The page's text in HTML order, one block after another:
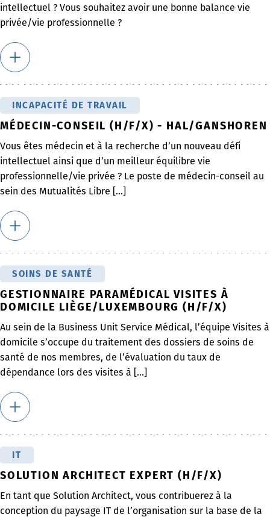
intellectuel ? Vous souhaitez avoir une bonne balance vie
privée/vie professionnelle ?
INCAPACITÉ DE TRAVAIL
MÉDECIN-CONSEIL (H/F/X) - HAL/GANSHOREN
Vous êtes médecin et à la recherche d’un nouveau défi
intellectuel ainsi que d’un meilleur équilibre vie
professionnelle/vie privée ? Le poste de médecin-conseil au
sein des Mutualités Libre [...]
SOINS DE SANTÉ
GESTIONNAIRE PARAMÉDICAL VISITES À
DOMICILE LIÈGE/LUXEMBOURG (H/F/X)
Au sein de la Business Unit Service Médical, l’équipe Visites à
domicile s’occupe du traitement des dossiers de soins de
santé de nos membres, de l’évaluation du taux de
dépendance lors des visites à [...]
IT
SOLUTION ARCHITECT EXPERT (H/F/X)
En tant que Solution Architect, vous contribuerez à la
conception du paysage IT de l’organisation sur la base de la